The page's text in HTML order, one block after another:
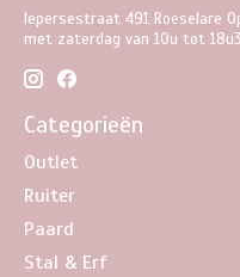
Iepersestraat 491 Roeselare
met zaterdag van 10u tot
Categorieën
Outlet
Ruiter
Paard
Stal & Erf